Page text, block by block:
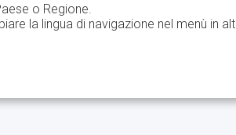
o Regione.
la lingua di navigazione nel menù in